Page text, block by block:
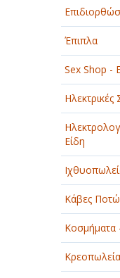
Έπιπλα
Sex Shop -
Ηλεκτρικές
Είδη
Κάβες
Κοσμήματα
Κρεοπωλεία